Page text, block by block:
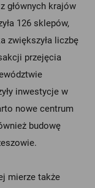
głównych krajów
126 sklepów,
zwiększyła liczbę
przejęcia
inwestycje w
nowe centrum
budowę
mierze także